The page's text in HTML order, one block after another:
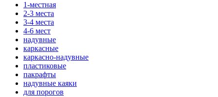
1-местная
2-3 места
3-4 места
4-6 мест
надувные
каркасные
каркасно-надувные
пластиковые
пакрафты
надувные каяки
для порогов